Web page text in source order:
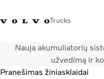
Trucks
+ 370 610 19991 Volvo Trucks
Nauja akumuliatorių
užvedimą ir
Pranešimas žiniasklaidai